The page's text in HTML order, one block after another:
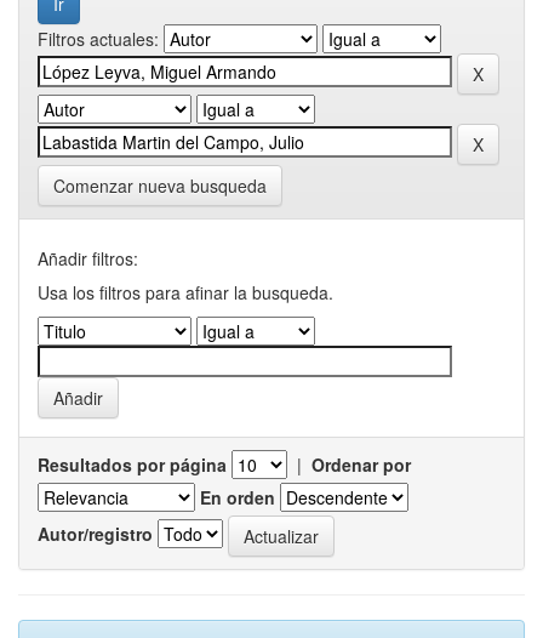
Filtros actuales:
Comenzar nueva busqueda
Añadir filtros:
Usa los filtros para afinar la busqueda.
Resultados por página | Ordenar por
En orden
Autor/registro